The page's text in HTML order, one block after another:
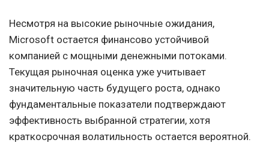
Несмотря на высокие рыночные ожидания,
Microsoft остается финансово устойчивой
компанией с мощными денежными потоками.
Текущая рыночная оценка уже учитывает
значительную часть будущего роста, однако
фундаментальные показатели подтверждают
эффективность выбранной стратегии, хотя
краткосрочная волатильность остается вероятной.